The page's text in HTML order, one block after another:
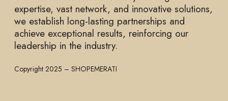
expertise, vast network, and innovative solutions,
we establish long-lasting partnerships and
achieve exceptional results, reinforcing our
leadership in the industry.
Copyright 2025 – SHOPEMERATI